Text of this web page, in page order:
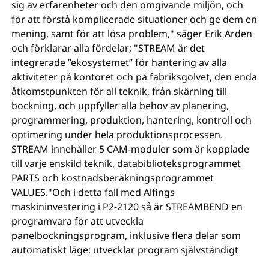
sig av erfarenheter och den omgivande miljön, och
för att förstå komplicerade situationer och ge dem en
mening, samt för att lösa problem," säger Erik Arden
och förklarar alla fördelar; "STREAM är det
integrerade ”ekosystemet” för hantering av alla
aktiviteter på kontoret och på fabriksgolvet, den enda
åtkomstpunkten för all teknik, från skärning till
bockning, och uppfyller alla behov av planering,
programmering, produktion, hantering, kontroll och
optimering under hela produktionsprocessen.
STREAM innehåller 5 CAM-moduler som är kopplade
till varje enskild teknik, databiblioteksprogrammet
PARTS och kostnadsberäkningsprogrammet
VALUES."Och i detta fall med Alfings
maskininvestering i P2-2120 så är STREAMBEND en
programvara för att utveckla
panelbockningsprogram, inklusive flera delar som
automatiskt läge: utvecklar program självständigt